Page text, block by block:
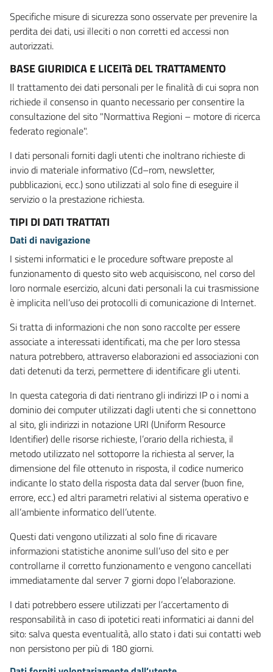
Specifiche misure di sicurezza sono osservate per prevenire la
perdita dei dati, usi illeciti o non corretti ed accessi non
autorizzati.
BASE GIURIDICA E LICEITà DEL TRATTAMENTO
Il trattamento dei dati personali per le finalità di cui sopra non
richiede il consenso in quanto necessario per consentire la
consultazione del sito "Normattiva Regioni – motore di ricerca
federato regionale".
I dati personali forniti dagli utenti che inoltrano richieste di
invio di materiale informativo (Cd–rom, newsletter,
pubblicazioni, ecc.) sono utilizzati al solo fine di eseguire il
servizio o la prestazione richiesta.
TIPI DI DATI TRATTATI
Dati di navigazione
I sistemi informatici e le procedure software preposte al
funzionamento di questo sito web acquisiscono, nel corso del
loro normale esercizio, alcuni dati personali la cui trasmissione
è implicita nell’uso dei protocolli di comunicazione di Internet.
Si tratta di informazioni che non sono raccolte per essere
associate a interessati identificati, ma che per loro stessa
natura potrebbero, attraverso elaborazioni ed associazioni con
dati detenuti da terzi, permettere di identificare gli utenti.
In questa categoria di dati rientrano gli indirizzi IP o i nomi a
dominio dei computer utilizzati dagli utenti che si connettono
al sito, gli indirizzi in notazione URI (Uniform Resource
Identifier) delle risorse richieste, l’orario della richiesta, il
metodo utilizzato nel sottoporre la richiesta al server, la
dimensione del file ottenuto in risposta, il codice numerico
indicante lo stato della risposta data dal server (buon fine,
errore, ecc.) ed altri parametri relativi al sistema operativo e
all’ambiente informatico dell’utente.
Questi dati vengono utilizzati al solo fine di ricavare
informazioni statistiche anonime sull’uso del sito e per
controllarne il corretto funzionamento e vengono cancellati
immediatamente dal server 7 giorni dopo l’elaborazione.
I dati potrebbero essere utilizzati per l’accertamento di
responsabilità in caso di ipotetici reati informatici ai danni del
sito: salva questa eventualità, allo stato i dati sui contatti web
non persistono per più di 180 giorni.